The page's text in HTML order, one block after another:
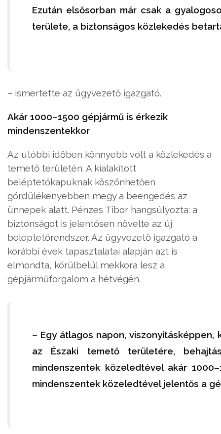
Ezután elsősorban már csak a
területe, a biztonságos közlekedés
– ismertette az ügyvezető igazgató.
Akár 1000–1500 gépjármű is érkezik
mindenszentekkor
Az utóbbi időben könnyebb volt a közlekedés a
temető területén. A kialakított
beléptetőkapuknak köszönhetően
gördülékenyebben megy a beengedés az
ünnepek alatt. Pénzes Tibor hangsúlyozta: a
biztonságot is jelentősen növelte az új
beléptetőrendszer. Az ügyvezető igazgató a
korábbi évek tapasztalatai alapján azt is
elmondta, körülbelül mekkora lesz a
gépjárműforgalom a hétvégén.
– Egy átlagos napon,
az Északi temető területére,
mindenszentek közeledtével akár
mindenszentek közeledtével jelentős a